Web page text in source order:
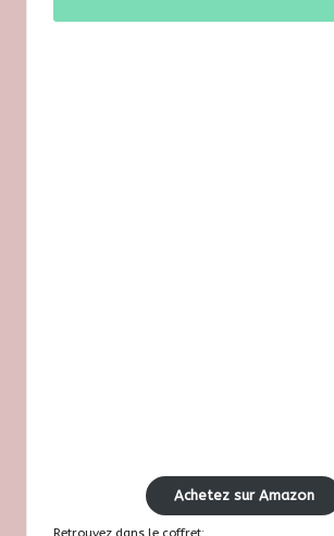
Achetez sur Amazon
Retrouvez dans le coffret: